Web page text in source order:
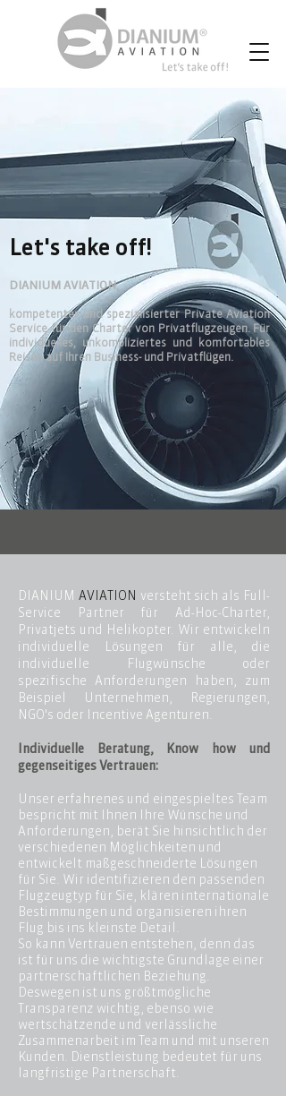
Let's take off!
DIANIUM AVIATION,
kompetenter und spezialisierterPrivate Aviation
Servicefür den Charter von Privatflugzeugen. Für
individuelles, unkompliziertes und komfortables
Reisen auf Ihren Business- und Privatflügen.
DIANIUM AVIATION versteht sich als Full-
Service Partner für Ad-Hoc-Charter,
Privatjets und Helikopter. Wir entwickeln
individuelle Lösungen für alle, die
individuelle Flugwünsche oder
spezifische Anforderungen haben, zum
Beispiel Unternehmen, Regierungen,
NGO's oder Incentive Agenturen.
Individuelle Beratung, Know how und
gegenseitiges Vertrauen:
Unser erfahrenes und eingespieltes Team
bespricht mit Ihnen Ihre Wünsche und
Anforderungen, berät Sie hinsichtlich der
verschiedenen Möglichkeiten und
entwickelt maßgeschneiderte Lösungen
für Sie. Wir identifizieren den passenden
Flugzeugtyp für Sie, klären internationale
Bestimmungen und organisieren ihren
Flug bis ins kleinste Detail.
So kann Vertrauen entstehen, denn das
ist für uns die wichtigste Grundlage einer
partnerschaftlichen Beziehung.
Deswegen ist uns größtmögliche
Transparenz wichtig, ebenso wie
wertschätzende und verlässliche
Zusammenarbeit im Team und mit unseren
Kunden. Dienstleistung bedeutet für uns
langfristige Partnerschaft.